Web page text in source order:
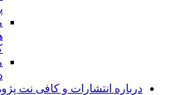
درباره انتشارات و کافی نت